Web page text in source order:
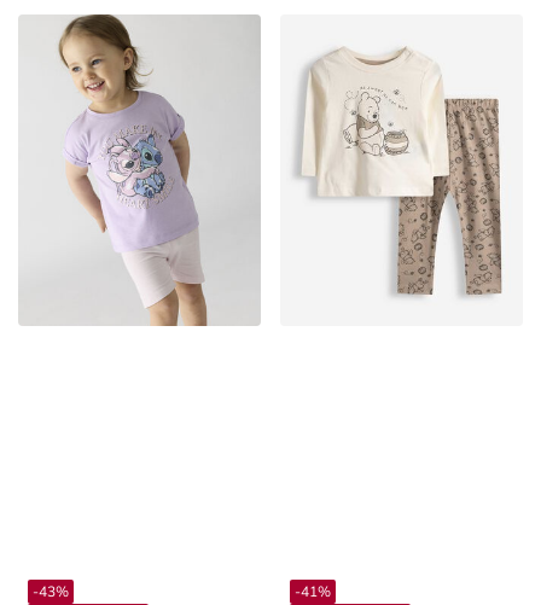
-43%
-41%